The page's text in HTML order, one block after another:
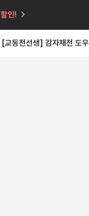
할인!
[교동전선생] 감자채전 도우